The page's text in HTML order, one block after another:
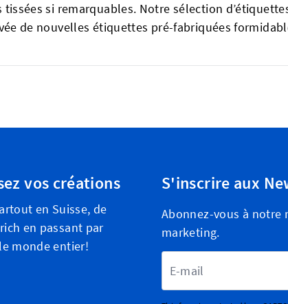
si remarquables. Notre sélection
de nouvelles étiquettes pré-fabriquées
vos créations
en Suisse, de
en passant par
monde entier!
S'inscrire aux
Abonnez-vous à
marketing.